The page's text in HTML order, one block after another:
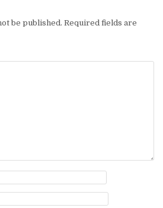
be published. Required fields are